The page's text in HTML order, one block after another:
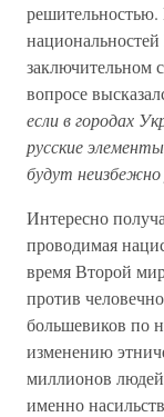
заключительном
вопросе
если в городах
русские
будут неизбежно
Интересно
проводимая
время Второй
против
большевиков по
изменению
миллионов людей
именно